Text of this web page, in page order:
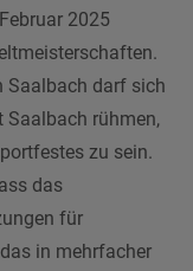
2025
Saalbach darf sich
Saalbach rühmen,
zu sein.
das
für
in mehrfacher